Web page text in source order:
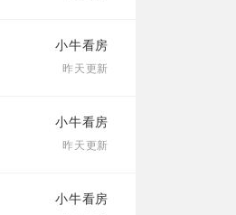
小牛看房
昨天更新
小牛看房
昨天更新
小牛看房